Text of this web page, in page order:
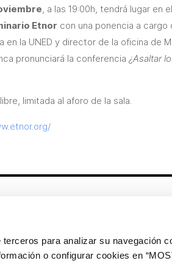
para analizar su navegación
o configurar cookies en
, a las 19:00h, tendrá lugar en
Etnor con una ponencia a cargo
la UNED y director de la oficina de
pronunciará la conferencia ¿Asaltar
limitada al aforo de la sala.
de imágenes de la
de arte